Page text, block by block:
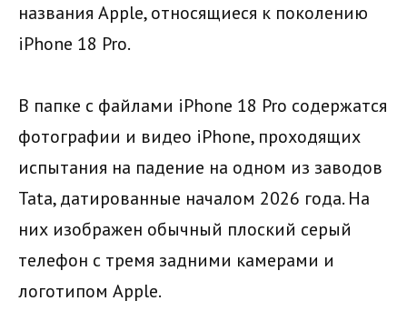
названия Apple, относящиеся к поколению
iPhone 18 Pro.
В папке с файлами iPhone 18 Pro содержатся
фотографии и видео iPhone, проходящих
испытания на падение на одном из заводов
Tata, датированные началом 2026 года. На
них изображен обычный плоский серый
телефон с тремя задними камерами и
логотипом Apple.